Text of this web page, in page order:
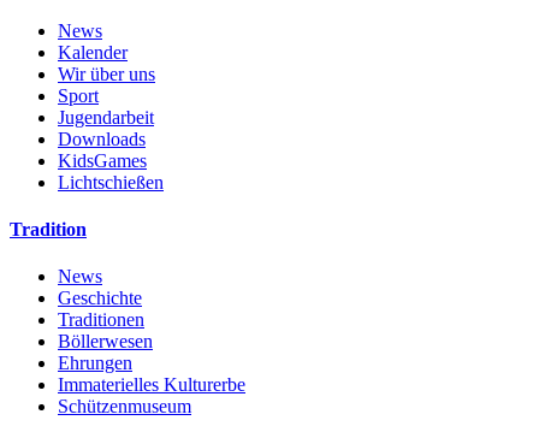
News
Kalender
Wir über uns
Sport
Jugendarbeit
Downloads
KidsGames
Lichtschießen
Tradition
News
Geschichte
Traditionen
Böllerwesen
Ehrungen
Immaterielles Kulturerbe
Schützenmuseum